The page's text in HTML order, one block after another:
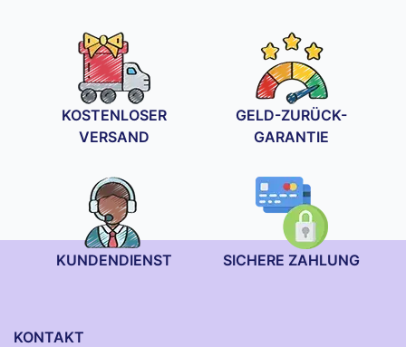
KOSTENLOSER
VERSAND
GELD-ZURÜCK-
GARANTIE
KUNDENDIENST SICHERE ZAHLUNG
KONTAKT